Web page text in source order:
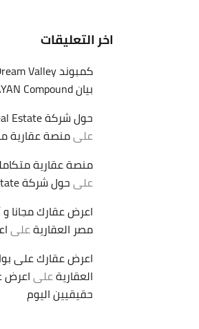
اخر التعليقات
كمبوند Dream Valley - بوابة مصر العقارية
بيان BAYAN Compound
حول شركة Gate Masr Real Estate - بوابة مصر العقارية
علىمنصة عقارية
منصة عقارية
علىحول شركة Gate Masr Real Estate
اعرض عقارك مجانا
مصر العقاريةعلى
اعرض عقارك على
العقاريةعلىاعرض
حقيقيين اليوم